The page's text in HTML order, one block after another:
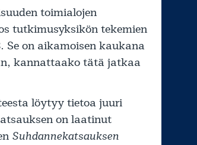
toimialojen
tutkimusyksikön tekemien
on aikamoisen kaukana
kannattaako tätä jatkaa
löytyy tietoa juuri
on laatinut
Suhdannekatsauksen